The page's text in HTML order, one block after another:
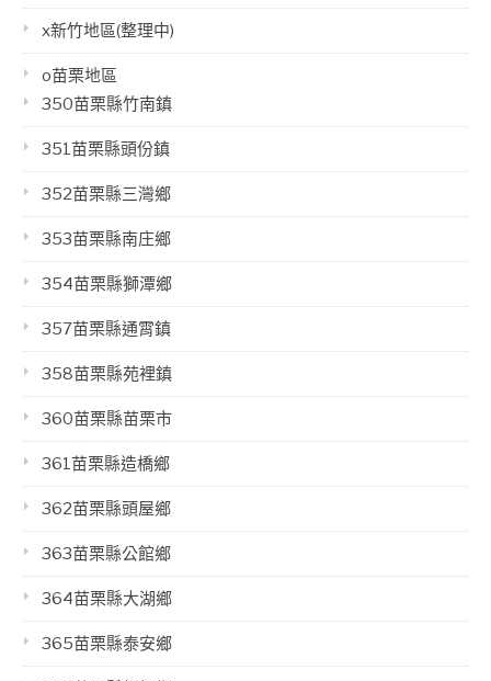
x新竹地區(整理中)
o苗栗地區
350苗栗縣竹南鎮
351苗栗縣頭份鎮
352苗栗縣三灣鄉
353苗栗縣南庄鄉
354苗栗縣獅潭鄉
357苗栗縣通霄鎮
358苗栗縣苑裡鎮
360苗栗縣苗栗市
361苗栗縣造橋鄉
362苗栗縣頭屋鄉
363苗栗縣公館鄉
364苗栗縣大湖鄉
365苗栗縣泰安鄉